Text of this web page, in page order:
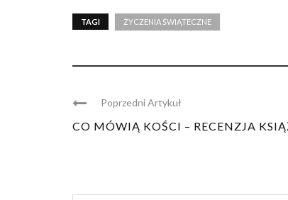
TAGI ŻYCZENIA ŚWIĄTECZNE
Poprzedni Artykuł
CO MÓWIĄ KOŚCI – RECENZJA